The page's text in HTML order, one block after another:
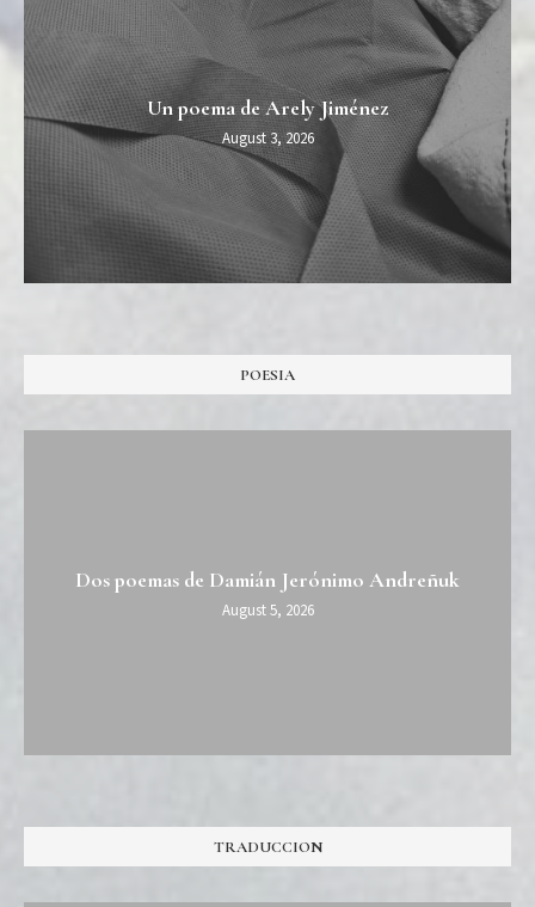
Un poema de Arely Jiménez
August 3, 2026
POESIA
Dos poemas de Damián Jerónimo Andreñuk
August 5, 2026
TRADUCCION